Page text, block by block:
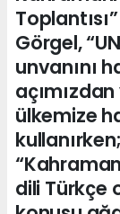
Görgel,
unvanını
ülkemize
dili Türkçe